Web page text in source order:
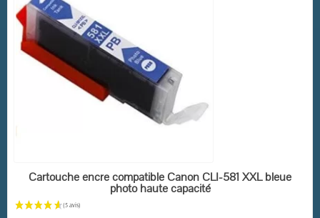
EN STOCK
Cartouche encre compatible Canon CLI-581 XXL bleue
photo haute capacité